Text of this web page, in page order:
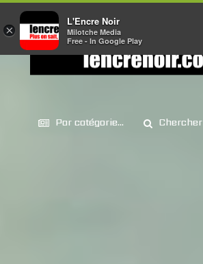
Par catégorie... Chercher
×
L'Encre Noir
Milotche Media
Free - In Google Play